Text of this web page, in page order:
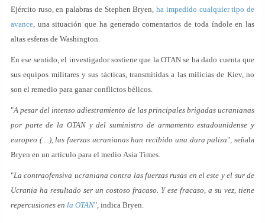
Ejército ruso, en palabras de Stephen Bryen,ha impedido cualquier tipo de
avance, una situación que ha generado comentarios de toda índole en las
altas esferas de Washington.
En ese sentido, el investigador sostiene que la OTAN se ha dado cuenta que
sus equipos militares y sus tácticas, transmitidas a las milicias de Kiev, no
son el remedio para ganar conflictos bélicos.
"A pesar del intenso adiestramiento de las principales brigadas ucranianas
por parte de la OTAN y del suministro de armamento estadounidense y
europeo (…), las fuerzas ucranianas han recibido una dura paliza", señala
Bryen en un artículo para el medio Asia Times.
"La contraofensiva ucraniana contra las fuerzas rusas en el este y el sur de
Ucrania ha resultado ser un costoso fracaso. Y ese fracaso, a su vez, tiene
repercusiones en la OTAN", indica Bryen.